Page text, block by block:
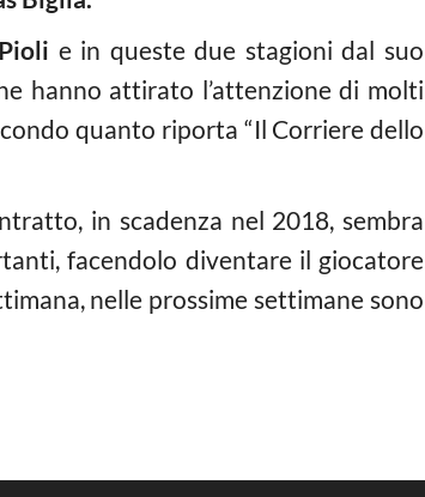
Pioli e in queste due stagioni dal suo
hanno attirato l’attenzione di molti
quanto riporta “Il Corriere dello
in scadenza nel 2018, sembra
facendolo diventare il giocatore
nelle prossime settimane sono